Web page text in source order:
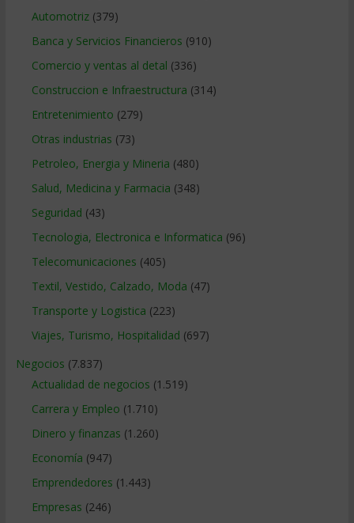
Automotriz(379)
Banca y Servicios Financieros (910)
Comercio y ventas al detal (336)
Construccion e Infraestructura (314)
Entretenimiento (279)
Otras industrias (73)
Petroleo, Energia y Mineria (480)
Salud, Medicina y Farmacia (348)
Seguridad (43)
Tecnologia, Electronica e Informatica (96)
Telecomunicaciones (405)
Textil, Vestido, Calzado, Moda (47)
Transporte y Logistica (223)
Viajes, Turismo, Hospitalidad (697)
Negocios (7.837)
Actualidad de negocios (1.519)
Carrera y Empleo (1.710)
Dinero y finanzas (1.260)
Economía (947)
Emprendedores (1.443)
Empresas (246)